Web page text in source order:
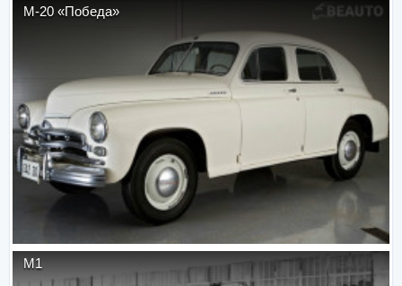
М-20 «Победа»
М1